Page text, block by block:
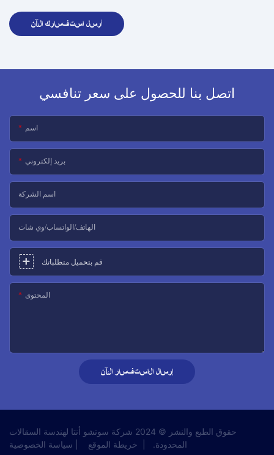
أرسل استفسارك الآن
اتصل بنا للحصول على سعر تنافسي
اسم
بريد إلكتروني
اسم الشركة
الهاتف/الواتساب/وي شات
قم بتحميل متطلباتك
المحتوى
إرسال الاستفسار الآن
حقوق الطبع والنشر © 2024 شركة سوتشو أنتا لهندسة السقالات
المحدودة.
خريطة الموقع سياسة الخصوصية